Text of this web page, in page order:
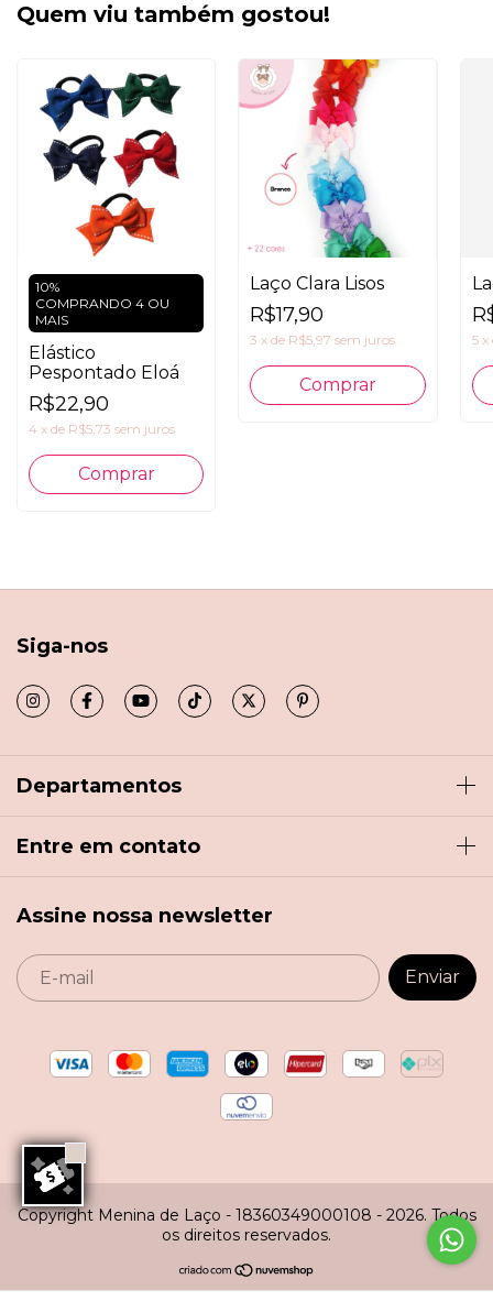
Quem viu também gostou!
10%
COMPRANDO 4 OU
MAIS
Elástico
Pespontado Eloá
R$22,90
4 x de R$5,73 sem juros
Comprar
Laço Clara Lisos
R$17,90
3 xde R$5,97 sem juros
Comprar
5 x
Siga-nos
Departamentos
Entre em contato
Assine nossa newsletter
Copyright Menina de Laço - 18360349000108 - 2026. Todos
os direitos reservados.